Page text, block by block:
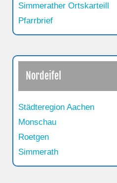
Simmerather Ortskarteill
Pfarrbrief
Nordeifel
Städteregion Aachen
Monschau
Roetgen
Simmerath